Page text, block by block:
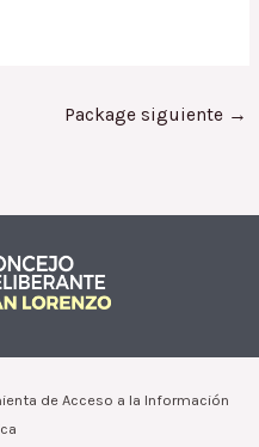
Package siguiente →
de Acceso a la Información